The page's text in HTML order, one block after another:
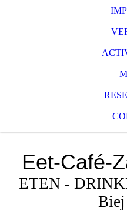
Eet-Café-
ETEN -
Biej